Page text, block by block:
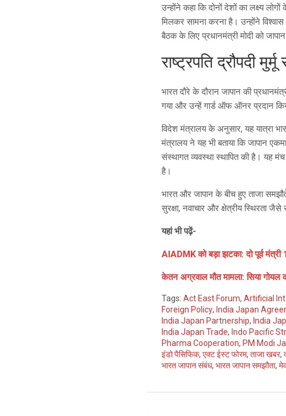
उन्होंने कहा कि दोनों देशों का लक्ष्य
मिलकर सामना करना है। उन्होंने
बैठक के लिए प्रधानमंत्री मोदी को
राष्ट्रपति द्रौपदी
भारत दौरे के दौरान जापान की
गया और उन्हें गार्ड ऑफ ऑनर प्रदान
विदेश मंत्रालय के अनुसार, यह यात्रा
मंत्रालय ने यह भी बताया कि जापान
संस्थागत व्यवस्था स्थापित की है। यह
है।
भारत और जापान के बीच हुए ताजा
सुरक्षा, नवाचार और क्षेत्रीय स्थिरता
यहां भी पढ़ें-
AIADMK को बड़ा झटका: दो पूर्व
केतन अग्रवाल मौत मामला: सिया गोयल
Tags: Act East Forum,Artificial
Foreign Policy, India Japan
India Japan Partnership, India
India Japan Trade, Indo Pacific
Pharma Cooperation, PM Modi
इंडो पैसिफिक,एक्ट ईस्ट फोरम,ताजा खबर,
भारत जापान संबंध,भारत जापान समझौता,